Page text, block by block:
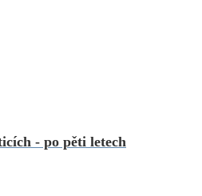
- po pěti letech